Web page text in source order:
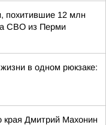
похитившие 12 млн
СВО из Перми
в одном рюкзаке:
края Дмитрий Махонин